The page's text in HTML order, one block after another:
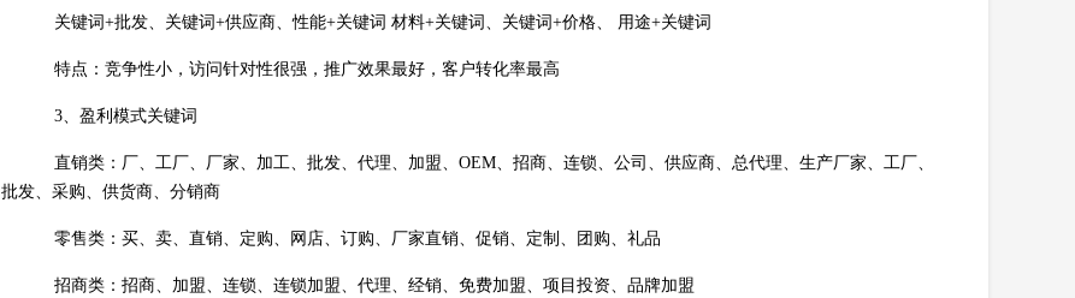
关键词+批发、关键词+供应商、性能+关键词 材料+关键词、关键词+价格、 用途+关键词
特点：竞争性小，访问针对性很强，推广效果最好，客户转化率最高
3、盈利模式关键词
直销类：厂、工厂、厂家、加工、批发、代理、加盟、OEM、招商、连锁、公司、供应商、总代理、生产厂家、工厂、
批发、采购、供货商、分销商
零售类：买、卖、直销、定购、网店、订购、厂家直销、促销、定制、团购、礼品
招商类：招商、加盟、连锁、连锁加盟、代理、经销、免费加盟、项目投资、品牌加盟